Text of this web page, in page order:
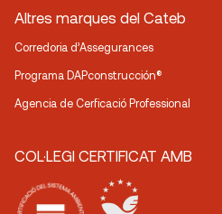
Altres marques del Cateb
Corredoria d’Assegurances
Programa DAPconstrucción®
Agencia de Cerficació Professional
COL·LEGI CERTIFICAT AMB